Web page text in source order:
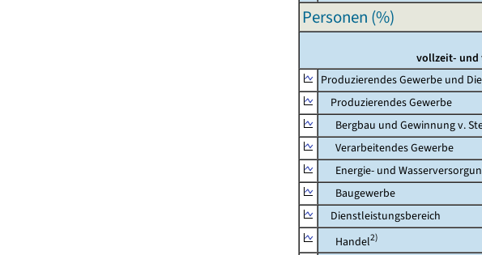
Personen (%)
vollzeit- und
Produzierendes Gewerbe und
Produzierendes Gewerbe
Bergbau und Gewinnung v.
Verarbeitendes Gewerbe
Energie- und
Baugewerbe
Dienstleistungsbereich
Handel2)